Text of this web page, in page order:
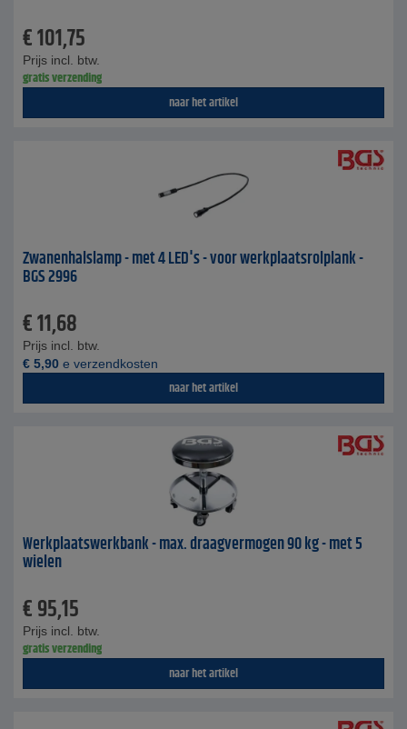
€101,75
Prijs incl. btw.
gratis verzending
naar het artikel
Zwanenhalslamp - met 4 LED's - voor werkplaatsrolplank -
BGS 2996
€11,68
Prijs incl. btw.
€ 5,90 e verzendkosten
naar het artikel
Werkplaatswerkbank - max. draagvermogen 90 kg - met 5
wielen
€95,15
Prijs incl. btw.
gratis verzending
naar het artikel